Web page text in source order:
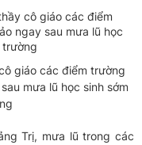
giáo các điểm trường
mưa lũ học sinh sớm
Trị, mưa lũ trong các